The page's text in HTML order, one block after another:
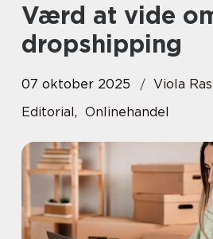
Værd at vide om
dropshipping
07 oktober 2025
Viola
Editorial, Onlinehandel